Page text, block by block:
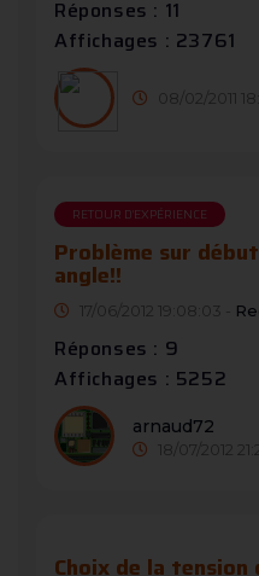
Réponses : 11
Affichages : 23761
08/02/2011
RETOUR D'EXPÉRIENCE
Problème sur
angle!!
17/06/2012 19:08:03 -
Réponses : 9
Affichages : 5252
arnaud72
18/07/2012
Choix de la tension